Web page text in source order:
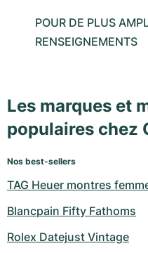
POUR DE PLUS
RENSEIGNEMENTS
Les marques et
populaires chez
Nos best-sellers
TAG Heuer montres
Blancpain Fifty Fathoms
Rolex Datejust Vintage